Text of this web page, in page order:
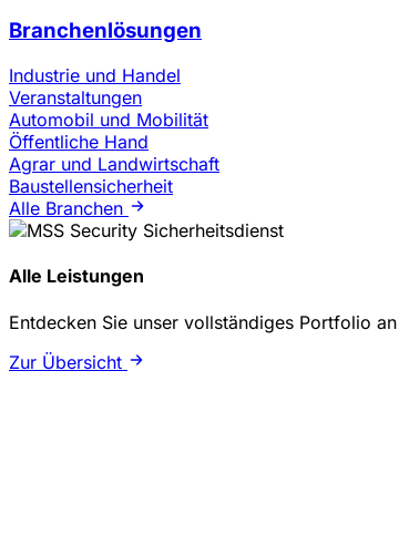
Branchenlösungen
Industrie und Handel
Veranstaltungen
Automobil und Mobilität
Öffentliche Hand
Agrar und Landwirtschaft
Baustellensicherheit
Alle Branchen
Alle Leistungen
Entdecken Sie unser vollständiges Portfolio
Zur Übersicht